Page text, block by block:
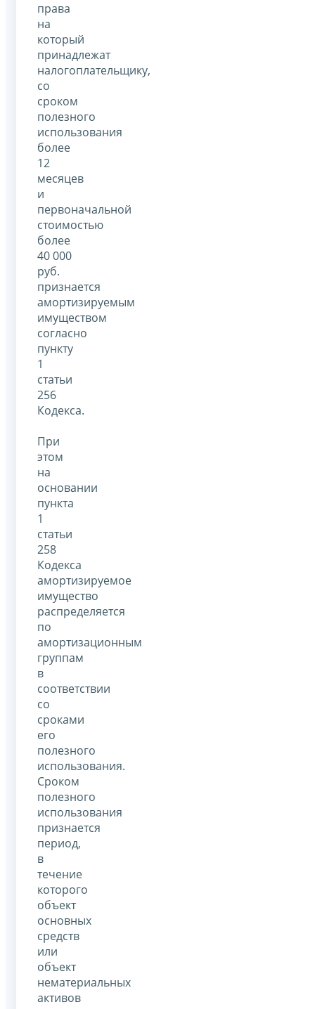
права
на
который
принадлежат
налогоплательщику,
со
сроком
полезного
использования
более
12
месяцев
и
первоначальной
стоимостью
более
40 000
руб.
признается
амортизируемым
имуществом
согласно
пункту
1
статьи
256
Кодекса.
При
этом
на
основании
пункта
1
статьи
258
Кодекса
амортизируемое
имущество
распределяется
по
амортизационным
группам
в
соответствии
со
сроками
его
полезного
использования.
Сроком
полезного
использования
признается
период,
в
течение
которого
объект
основных
средств
или
объект
нематериальных
активов